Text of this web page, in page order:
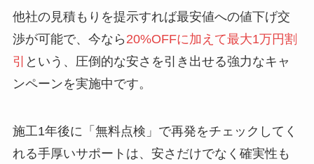
他社の見積もりを提示すれば最安値への値下げ交
渉が可能で、今なら 20%OFFに加えて最大1万円割
引 という、圧倒的な安さを引き出せる強力なキャ
ンペーンを実施中です。
施工1年後に「無料点検」で再発をチェックしてく
れる手厚いサポートは、安さだけでなく確実性も